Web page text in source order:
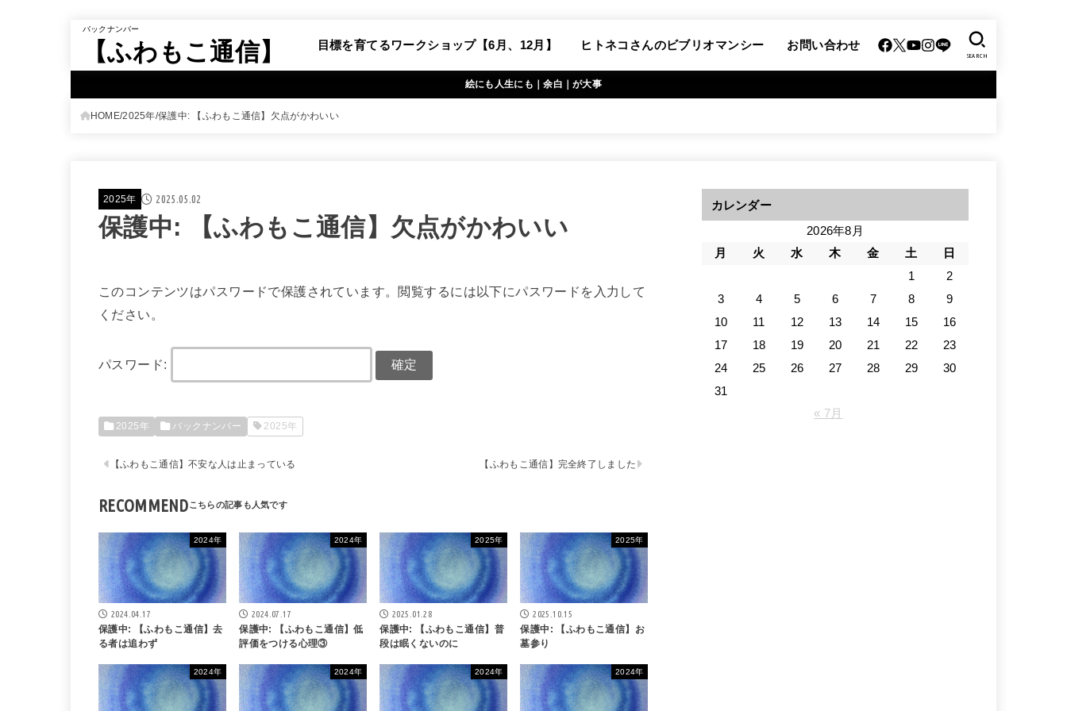
バックナンバー
【ふわもこ通信】 目標を育てるワークショップ【6月、12月】 ヒトネコさんのビブリオマンシー お問い合わせ
SEARCH
絵にも人生にも｜余白｜が大事
HOME 2025年 保護中: 【ふわもこ通信】欠点がかわいい
2025年 2025.05.02
保護中: 【ふわもこ通信】欠点がかわいい
このコンテンツはパスワードで保護されています。閲覧するには以下にパスワードを入力して
ください。
パスワード:
2025年 バックナンバー 2025年
【ふわもこ通信】不安な人は止まっている 【ふわもこ通信】完全終了しました
RECOMMEND
2024年
2024.04.17
保護中: 【ふわもこ通信】去
る者は追わず
2024年
2024.07.17
保護中: 【ふわもこ通信】低
評価をつける心理③
2025年
2025.01.28
保護中: 【ふわもこ通信】普
段は眠くないのに
2025年
2025.10.15
保護中: 【ふわもこ通信】お
墓参り
2024年 2024年 2024年 2024年
カレンダー
2026年8月
月
火 水 木 金 土
日
1
2
3
4 5 6 7 8
9
10
11 12 13 14 15
16
17
18 19 20 21 22
23
24
25 26 27 28 29
30
31
« 7月